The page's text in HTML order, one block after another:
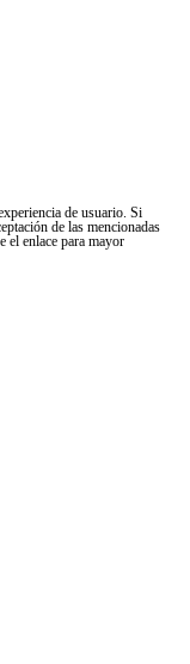
de usuario. Si
de las mencionadas
el enlace para mayor